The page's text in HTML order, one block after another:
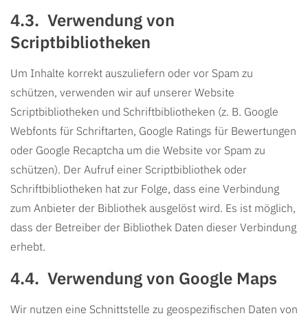
Verwendung von
Scriptbibliotheken
Um Inhalte korrekt auszuliefern oder vor Spam zu
schützen, verwenden wir auf unserer Website
Scriptbibliotheken und Schriftbibliotheken (z. B. Google
Webfonts für Schriftarten, Google Ratings für Bewertungen
oder Google Recaptcha um die Website vor Spam zu
schützen). Der Aufruf einer Scriptbibliothek oder
Schriftbibliotheken hat zur Folge, dass eine Verbindung
zum Anbieter der Bibliothek ausgelöst wird. Es ist möglich,
dass der Betreiber der Bibliothek Daten dieser Verbindung
erhebt.
Verwendung von Google Maps
Wir nutzen eine Schnittstelle zu geospezifischen Daten von